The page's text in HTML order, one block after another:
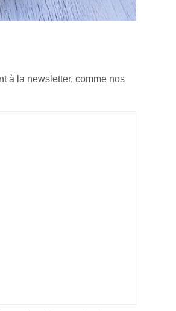
à la newsletter, comme nos